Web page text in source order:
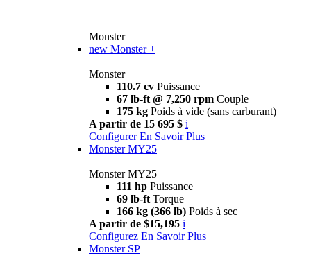
Monster
new Monster +
Monster +
110.7 cv Puissance
67 lb-ft @ 7,250 rpm Couple
175 kg Poids à vide (sans carburant)
A partir de 15 695 $ i
Configurer En Savoir Plus
Monster MY25
Monster MY25
111 hp Puissance
69 lb-ft Torque
166 kg (366 lb) Poids à sec
A partir de $15,195 i
Configurez En Savoir Plus
Monster SP